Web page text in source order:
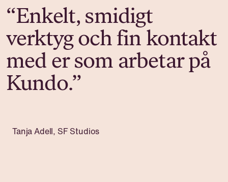
“Enkelt, smidigt
verktyg och fin kontakt
med er som arbetar på
Kundo.”
Tanja Adell, SF Studios